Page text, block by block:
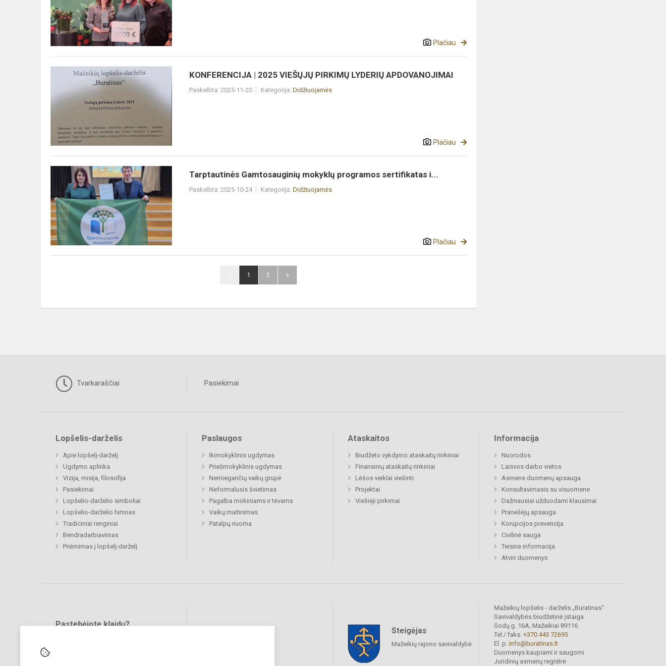
Mokykla
2030"
Plačiau
KONFERENCIJA
2025
VIEŠŲJŲ
LYDERIŲ
APDOVANOJIMAI
KONFERENCIJA | 2025 VIEŠŲJŲ PIRKIMŲ LYDERIŲ APDOVANOJIMAI
Paskelbta: 2025-11-20 Kategorija: Didžiuojamės
Plačiau
Tarptautinės
Gamtosauginių
mokyklų
programos
sertifikatas
i...
Tarptautinės Gamtosauginių mokyklų programos sertifikatas i...
Paskelbta: 2025-10-24 Kategorija: Didžiuojamės
Plačiau
1 2
Tvarkaraščiai Pasiekimai
Lopšelis-darželis
Apie lopšelį-darželį
Ugdymo aplinka
Vizija, misija, filosofija
Pasiekimai
Lopšelio-darželio simboliai
Lopšelio-darželio himnas
Tradiciniai renginiai
Bendradarbiavimas
Priėmimas į lopšelį-darželį
Paslaugos
Ikimokyklinis ugdymas
Priešmokyklinis ugdymas
Nemiegančių vaikų grupė
Neformalusis švietimas
Pagalba mokiniams ir tėvams
Vaikų maitinimas
Patalpų nuoma
Ataskaitos
Biudžeto vykdymo ataskaitų rinkiniai
Finansinių ataskaitų rinkiniai
Lėšos veiklai viešinti
Projektai
Viešieji pirkimai
Informacija
Nuorodos
Laisvos darbo vietos
Asmens duomenų apsauga
Konsultavimasis su visuomene
Dažniausiai užduodami klausimai
Pranešėjų apsauga
Korupcijos prevencija
Civilinė sauga
Teisinė informacija
Atviri duomenys
Pastebėjote klaidų?
Steigėjas
Mažeikių rajono savivaldybė
Mažeikių lopšelis - darželis „Buratinas“
Savivaldybės biudžetinė įstaiga
Sodų g. 16A, Mažeikiai 89116
Tel./ faks. +370 443 72695
El. p. info@buratinas.lt
Duomenys kaupiami ir saugomi
Juridinių asmenų registre